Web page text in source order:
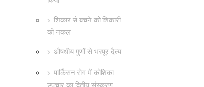
शिकार से बचने को शिकारी
की नकल
औषधीय गुणों से भरपूर दैत्य
पार्किंसन रोग में कोशिका
उपचार का द्वितीय संस्करण